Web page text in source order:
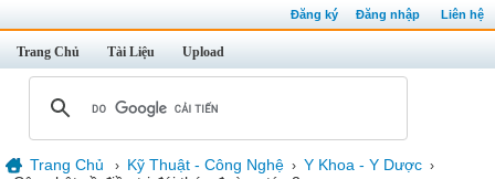
Đăng ký Đăng nhập Liên hệ
Trang Chủ Tài Liệu Upload
Trang Chủ › Kỹ Thuật - Công Nghệ › Y Khoa - Y Dược ›